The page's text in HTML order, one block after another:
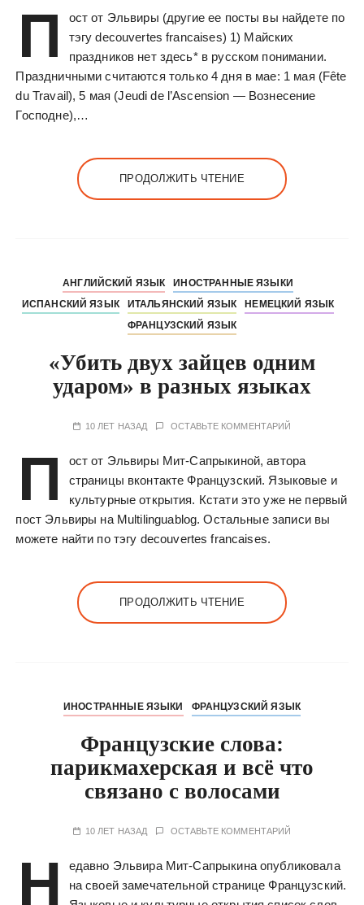
П
ост от Эльвиры (другие ее посты вы найдете по
тэгу decouvertes francaises) 1) Майских
праздников нет здесь* в русском понимании.
Праздничными считаются только 4 дня в мае: 1 мая (Fête
du Travail), 5 мая (Jeudi de l’Ascension — Вознесение
Господне),…
ПРОДОЛЖИТЬ ЧТЕНИЕ
АНГЛИЙСКИЙ ЯЗЫК
ИНОСТРАННЫЕ ЯЗЫКИ
ИСПАНСКИЙ ЯЗЫК
ИТАЛЬЯНСКИЙ ЯЗЫК
НЕМЕЦКИЙ ЯЗЫК
ФРАНЦУЗСКИЙ ЯЗЫК
«Убить двух зайцев одним
ударом» в разных языках
10 ЛЕТ НАЗАД ОСТАВЬТЕ КОММЕНТАРИЙ
П
ост от Эльвиры Мит-Сапрыкиной, автора
страницы вконтакте Французский. Языковые и
культурные открытия. Кстати это уже не первый
пост Эльвиры на Multilinguablog. Остальные записи вы
можете найти по тэгу decouvertes francaises.
ПРОДОЛЖИТЬ ЧТЕНИЕ
ИНОСТРАННЫЕ ЯЗЫКИ ФРАНЦУЗСКИЙ ЯЗЫК
Французские слова:
парикмахерская и всё что
связано с волосами
10 ЛЕТ НАЗАД ОСТАВЬТЕ КОММЕНТАРИЙ
Н
едавно Эльвира Мит-Сапрыкина опубликовала
на своей замечательной странице Французский.